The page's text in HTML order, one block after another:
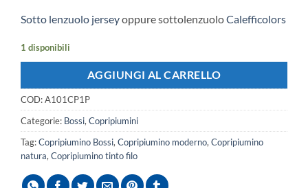
Sotto lenzuolo jerseyoppure sottolenzuoloCalefficolors
1 disponibili
AGGIUNGI AL CARRELLO
COD:A101CP1P
Categorie: Bossi, Copripiumini
Tag:Copripiumino Bossi, Copripiumino moderno, Copripiumino
natura, Copripiumino tinto filo